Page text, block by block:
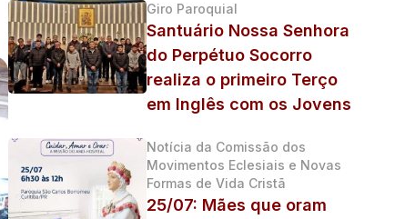
Giro Paroquial
Santuário Nossa Senhora
do Perpétuo Socorro
realiza o primeiro Terço
em Inglês com os Jovens
Notícia da Comissão dos
Movimentos Eclesiais e Novas
Formas de Vida Cristã
25/07: Mães que oram